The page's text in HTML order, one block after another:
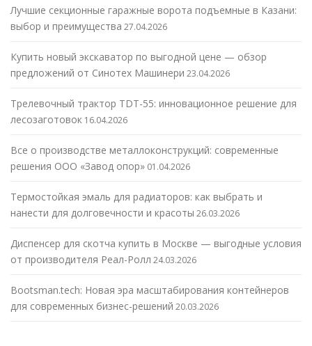
Лучшие секционные гаражные ворота подъемные в Казани:
выбор и преимущества 27.04.2026
Купить новый экскаватор по выгодной цене — обзор
предложений от Синотех Машинери 23.04.2026
Трелевочный трактор TDT-55: инновационное решение для
лесозаготовок 16.04.2026
Все о производстве металлоконструкций: современные
решения ООО «Завод опор» 01.04.2026
Термостойкая эмаль для радиаторов: как выбрать и
нанести для долговечности и красоты 26.03.2026
Диспенсер для скотча купить в Москве — выгодные условия
от производителя Реал-Ролл 24.03.2026
Bootsman.tech: Новая эра масштабирования контейнеров
для современных бизнес-решений 20.03.2026